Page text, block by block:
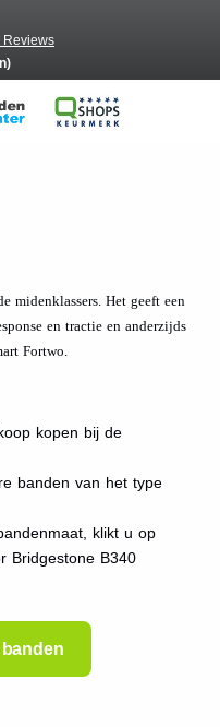
midenklassers. Het geeft een
en tractie en anderzijds
Fortwo.
kopen bij de
banden van het type
klikt u op
Bridgestone B340